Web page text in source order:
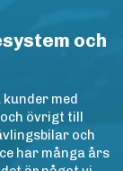
och
med
övrigt till
och
har många års